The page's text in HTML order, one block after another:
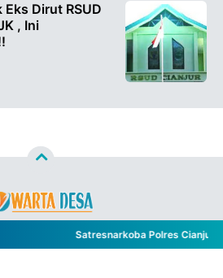
Dirut RSUD
, Ini
Satresnarkoba Polres Cianjur
- All Rights Reserved
Nghustle
MEDIA SIBER